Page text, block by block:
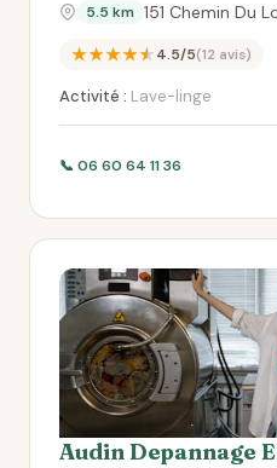
5.5 km 151 Chemin Du
★★★★★4.5/5(12 avis)
Activité : Lave-linge
📞 06 60 64 11 36
Audin Depannage